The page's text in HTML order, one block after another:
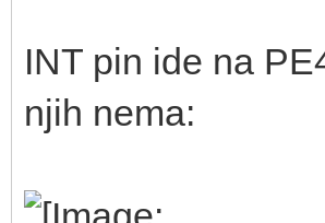
INT pin ide na
njih nema: